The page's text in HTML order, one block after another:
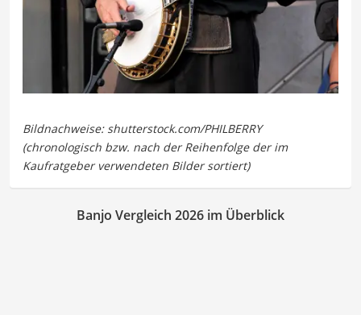
Banjo Vergleich 2026 im Überblick